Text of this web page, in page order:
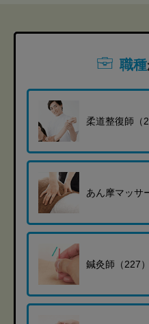
職種
柔道整復師（
あん摩マッサ
鍼灸師（227）